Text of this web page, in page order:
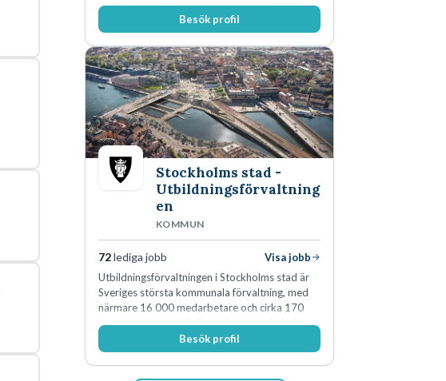
medkänsla, mod och handlingskraft
genomsyrar allt vi gör. Vi är tydliga med vad vi
samtidigt möjligheter att växa och utvecklas
internt.
Besök profil
Stockholms stad -
Utbildningsförvaltning
en
KOMMUN
72lediga jobb
Visa jobb
Utbildningsförvaltningen i Stockholms stad är
Sveriges största kommunala förvaltning, med
närmare 16 000 medarbetare och cirka 170
kommunala grundskolor och gymnasieskolor
Besök profil